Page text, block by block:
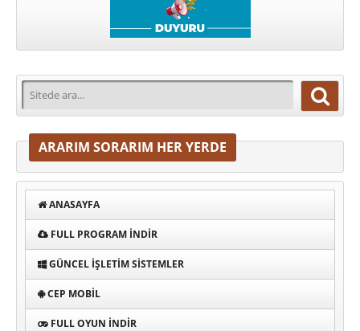
ARARIM SORARIM HER YERDE
ANASAYFA
FULL PROGRAM INDIR
GÜNCEL İŞLETIM SISTEMLER
CEP MOBIL
FULL OYUN İNDIR